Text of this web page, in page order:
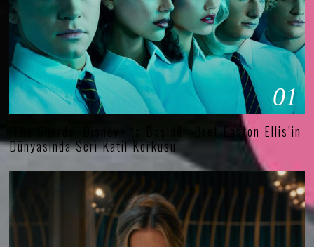
01
‘The Shards’ Disney+’ta Başladı: Bret Easton Ellis’in
Dünyasında Seri Katil Korkusu